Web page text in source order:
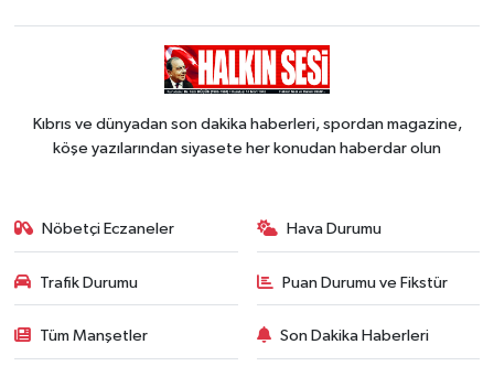
Kıbrıs ve dünyadan son dakika haberleri, spordan magazine,
köşe yazılarından siyasete her konudan haberdar olun
Nöbetçi Eczaneler Hava Durumu
Trafik Durumu Puan Durumu ve Fikstür
Tüm Manşetler Son Dakika Haberleri